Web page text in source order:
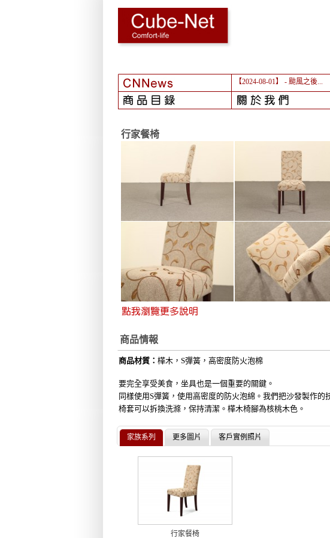
【2024-08-01】 - 颱風之後...
行家餐椅
商品情報
商品材質： 樺木，S彈簧，高密度防火泡棉
要完全享受美食，坐具也是一個重要的關鍵。
同樣使用S彈簧，使用高密度的防火泡綿。我們把沙發製作
椅套可以拆換洗滌，保持清潔。樺木椅腳為核桃木色。
家族系列 更多圖片 客戶實例照片
行家餐椅